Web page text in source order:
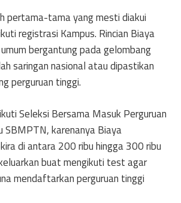
pertama-tama yang mesti diakui
registrasi Kampus. Rincian Biaya
bergantung pada gelombang
saringan nasional atau dipastikan
perguruan tinggi.
Seleksi Bersama Masuk Perguruan
SBMPTN, karenanya Biaya
di antara 200 ribu hingga 300 ribu
buat mengikuti test agar
mendaftarkan perguruan tinggi